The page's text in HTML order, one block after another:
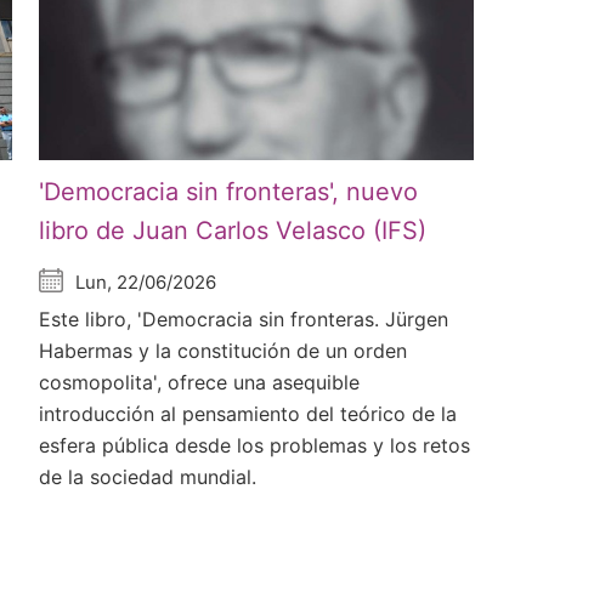
'Democracia sin fronteras', nuevo
libro de Juan Carlos Velasco (IFS)
Lun, 22/06/2026
Este libro, 'Democracia sin fronteras. Jürgen
Habermas y la constitución de un orden
cosmopolita', ofrece una asequible
introducción al pensamiento del teórico de la
esfera pública desde los problemas y los retos
de la sociedad mundial.